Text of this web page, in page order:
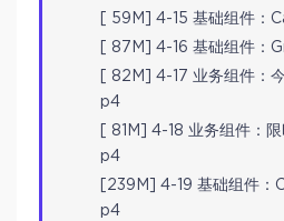
[ 59M] 4-15 基础组件：
[ 87M] 4-16 基础组件：
[ 82M] 4-17 业务组件：
p4
[ 81M] 4-18 业务组件：
p4
[239M] 4-19 基础组件
p4